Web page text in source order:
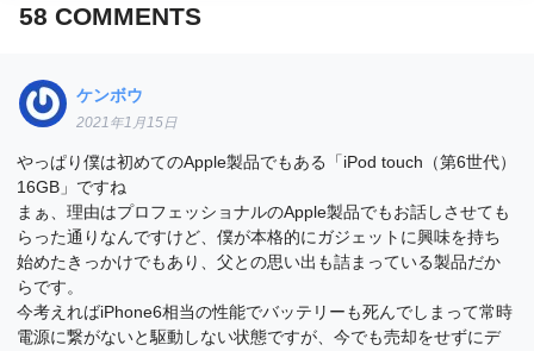
58 COMMENTS
ケンボウ
2021年1月15日
やっぱり僕は初めてのApple製品でもある「iPod touch（第6世代）
16GB」ですね
まぁ、理由はプロフェッショナルのApple製品でもお話しさせても
らった通りなんですけど、僕が本格的にガジェットに興味を持ち
始めたきっかけでもあり、父との思い出も詰まっている製品だか
らです。
今考えればiPhone6相当の性能でバッテリーも死んでしまって常時
電源に繋がないと駆動しない状態ですが、今でも売却をせずにデ